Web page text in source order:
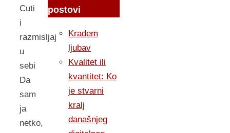
Cuti
i
razmisljaj
u
sebi
Da
sam
ja
netko,
postovi
Kradem
ljubav
Kvalitet ili
kvantitet: Ko
je stvarni
kralj
današnjeg